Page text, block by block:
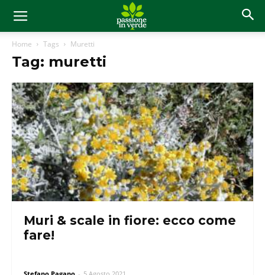
Home Tags Muretti
Tag: muretti
Muri & scale in fiore: ecco come
fare!